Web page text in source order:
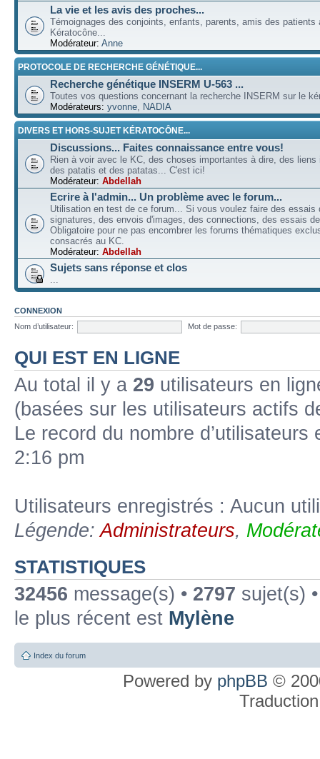
La vie et les avis des proches...
Témoignages des conjoints, enfants, parents, amis des patients
Kératocône...
Modérateur: Anne
PROTOCOLE DE RECHERCHE GÉNÉTIQUE...
Recherche génétique INSERM U-563 ...
Toutes vos questions concernant la recherche INSERM sur le
Modérateurs: yvonne, NADIA
DIVERS ET HORS-SUJET KÉRATOCÔNE...
Discussions... Faites connaissance entre vous!
Rien à voir avec le KC, des choses importantes à dire, des liens
des patatis et des patatas... C'est ici!
Modérateur: Abdellah
Ecrire à l'admin... Un problème avec le forum...
Utilisation en test de ce forum... Si vous voulez faire des essais
signatures, des envois d'images, des connections, des essais
Obligatoire pour ne pas encombrer les forums thématiques
consacrés au KC.
Modérateur: Abdellah
Sujets sans réponse et clos
...
CONNEXION
Nom d’utilisateur:
Mot de passe:
QUI EST EN LIGNE
Au total il y a 29 utilisateurs en
(basées sur les utilisateurs actifs
Le record du nombre
2:16 pm
Utilisateurs enregistrés : Aucun
Légende:Administrateurs,
STATISTIQUES
32456 message(s) • 2797 sujet(s)
le plus récent est Mylène
Index du forum
Powered by phpBB ©